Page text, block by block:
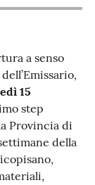
a senso
15
step
Provincia di
della